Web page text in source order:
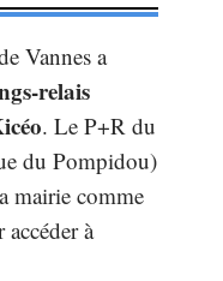
Vannes a
relais
. Le P+R du
du Pompidou)
mairie comme
à